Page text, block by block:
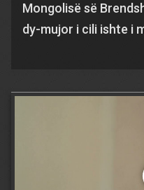
Mongolisë së
dy-mujor i cili ishte i